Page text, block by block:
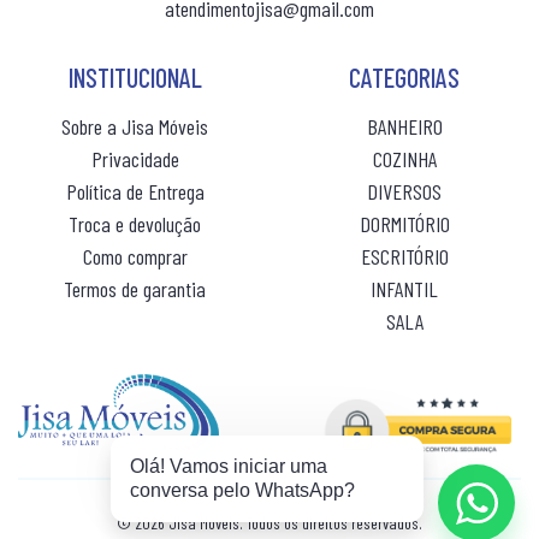
PANELEIRO AÇO
PRATO GIRATÓRIO
TORRE QUENTE
CAMA CASAL
CAMA INFANTIL
CAMA QUEEN
CAMA SOLTEIRO
COLCHÃO BABY
COLCHÃO CASAL MOLAS
COLCHÃO INFANTIL
COLCHÃO KING MOLAS
COLCHÂO QUEEN
atendimentojisa@gmail.com
INSTITUCIONAL
Sobre a Jisa Móveis
Privacidade
Política de Entrega
Troca e devolução
Como comprar
Termos de garantia
CATEGORIAS
BANHEIRO
COZINHA
DIVERSOS
DORMITÓRIO
ESCRITÓRIO
INFANTIL
SALA
© 2026 Jisa Móveis. Todos os direitos reservados.
Olá! Vamos iniciar uma
conversa pelo WhatsApp?